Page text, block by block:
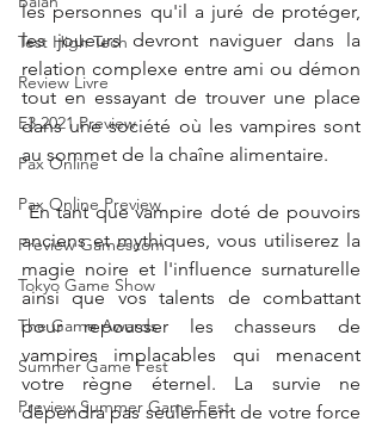
Test High Tech
Review Livre
E3 2021 Preview
Pax Online
Pax Online Preview
Preview Gamescom
Tokyo Game Show
The Game Awards
Summer Game Fest
Preview Summer Game Fest
les personnes qu'il a juré de protéger,
les joueurs devront naviguer dans la
relation complexe entre ami ou démon
tout en essayant de trouver une place
dans une société où les vampires sont
au sommet de la chaîne alimentaire.
En tant que vampire doté de pouvoirs
anciens et mythiques, vous utiliserez la
magie noire et l'influence surnaturelle
ainsi que vos talents de combattant
pour repousser les chasseurs de
vampires implacables qui menacent
votre règne éternel. La survie ne
dépendra pas seulement de votre force